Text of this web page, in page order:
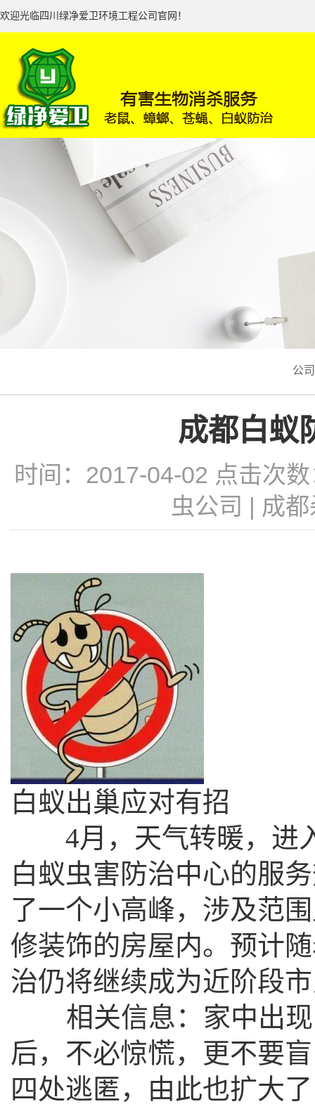
欢迎光临四川绿净爱卫环境工程公司官网！
公
成都白蚁
时间：2017-04-02 点击次
虫公司 | 成
白蚁出巢应对有招
4月，天气转暖，进入
白蚁虫害防治中心的服
了一个小高峰，涉及范
修装饰的房屋内。预计
治仍将继续成为近阶段
相关信息：家中出现
后，不必惊慌，更不要
四处逃匿，由此也扩大